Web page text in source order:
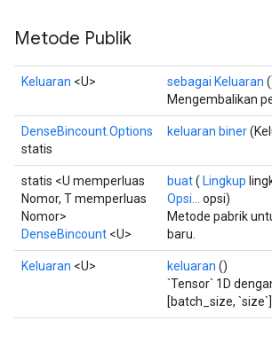
Metode Publik
Keluaran <U> sebagai Keluaran
Mengembalikan
DenseBincount.Options
statis
keluaran biner
statis <U memperluas
Nomor, T memperluas
Nomor>
DenseBincount <U>
buat( Lingkup
Opsi...
opsi)
Metode pabrik
baru.
Keluaran <U> keluaran ()
`Tensor` 1D
[batch_size, `size`].